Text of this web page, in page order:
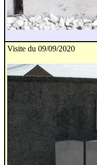
Visite du 09/09/2020